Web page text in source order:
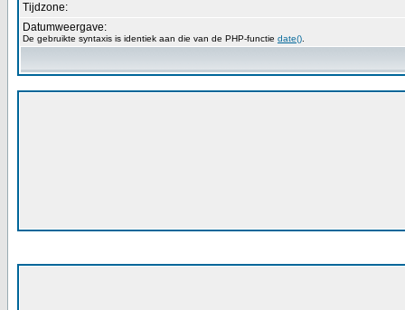
Tijdzone:
Datumweergave:
De gebruikte syntaxis is identiek aan die van de PHP-functie date()